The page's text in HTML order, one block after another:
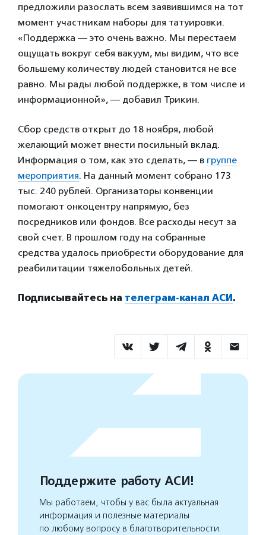
предложили разослать всем заявившимся на тот
момент участникам наборы для татуировки.
«Поддержка — это очень важно. Мы перестаем
ощущать вокруг себя вакуум, мы видим, что все
большему количеству людей становится не все
равно. Мы рады любой поддержке, в том числе и
информационной», — добавил Трикин.
Сбор средств открыт до 18 ноября, любой
желающий может внести посильный вклад.
Информация о том, как это сделать, — в группе
мероприятия. На данный момент собрано 173
тыс. 240 рублей. Организаторы конвенции
помогают онкоцентру напрямую, без
посредников или фондов. Все расходы несут за
свой счет. В прошлом году на собранные
средства удалось приобрести оборудование для
реабилитации тяжелобольных детей.
Подписывайтесь на телеграм-канал АСИ .
Поддержите работу АСИ!
Мы работаем, чтобы у вас была актуальная
информация и полезные материалы
по любому вопросу в благотворительности.